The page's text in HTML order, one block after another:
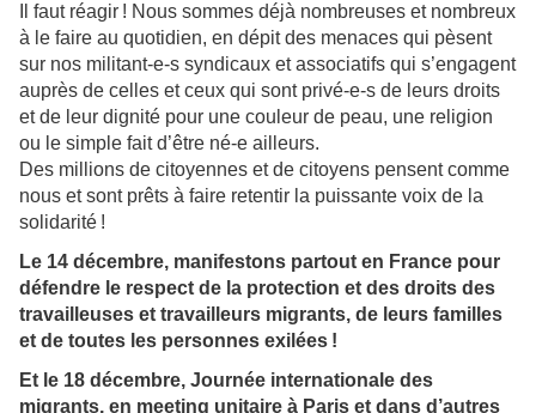
Il faut réagir ! Nous sommes déjà nombreuses et nombreux
à le faire au quotidien, en dépit des menaces qui pèsent
sur nos militant-e-s syndicaux et associatifs qui s’engagent
auprès de celles et ceux qui sont privé-e-s de leurs droits
et de leur dignité pour une couleur de peau, une religion
ou le simple fait d’être né-e ailleurs.
Des millions de citoyennes et de citoyens pensent comme
nous et sont prêts à faire retentir la puissante voix de la
solidarité !
Le 14 décembre, manifestons partout en France pour
défendre le respect de la protection et des droits des
travailleuses et travailleurs migrants, de leurs familles
et de toutes les personnes exilées !
Et le 18 décembre, Journée internationale des
migrants, en meeting unitaire à Paris et dans d’autres